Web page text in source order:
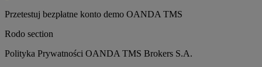
Przetestuj bezpłatne konto demo OANDA TMS
Rodo section
Polityka Prywatności OANDA TMS Brokers S.A.